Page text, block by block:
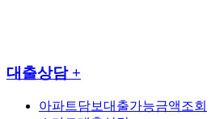
대출상담 +
아파트담보대출가능금액조회